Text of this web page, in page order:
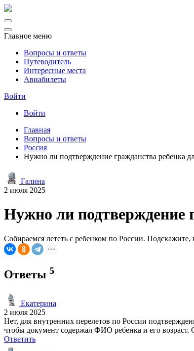
Главное меню
Вопросы и ответы
Путеводитель
Интересные места
Авиабилеты
Войти
Войти
Главная
Вопросы и ответы
Россия
Нужно ли подтверждение гражданства ребенка
Галина
2 июля 2025
Нужно ли подтверждение
Собираемся лететь с ребенком по России.
Ответы 5
Екатерина
2 июля 2025
Нет, для внутренних перелетов по России
чтобы документ содержал ФИО ребенка и его
Ответить